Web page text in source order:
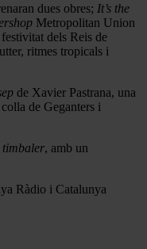
dues obres; It’s the
Metropolitan Union
dels Reis de
ritmes tropicals i
de Xavier Pastrana, una
de Geganters i
timbaler, amb un
Ràdio i Catalunya